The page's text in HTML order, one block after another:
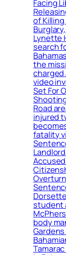
Facing
of
Lynette
search
the
charged
video
Set For
Road
injured
fatality
student
body